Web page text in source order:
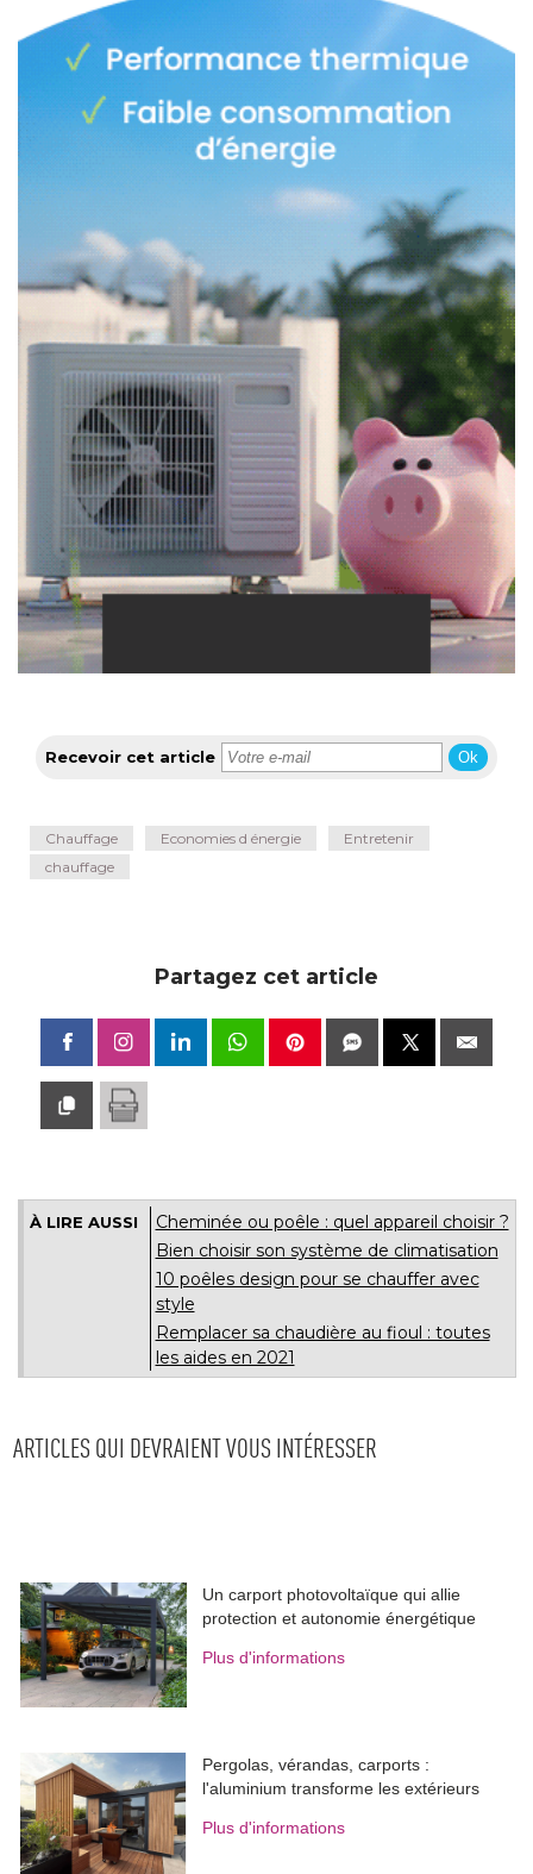
Recevoir cet article Ok
Chauffage Economies d énergie
Entretenir
chauffage
Partagez cet article
À LIRE AUSSI
Cheminée ou poêle : quel appareil choisir ?
Bien choisir son système de climatisation
10 poêles design pour se chauffer avec
style
Remplacer sa chaudière au fioul : toutes
les aides en 2021
ARTICLES QUI DEVRAIENT VOUS INTÉRESSER
Un carport photovoltaïque qui allie
protection et autonomie énergétique
Plus d'informations
Pergolas, vérandas, carports :
l'aluminium transforme les extérieurs
Plus d'informations